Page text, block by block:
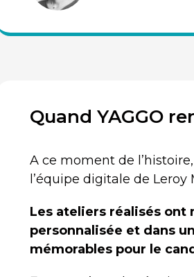
Quand YAGGO
A ce moment de
l’équipe digitale de
Les ateliers réalisés ont
personnalisée et dans
mémorables pour le